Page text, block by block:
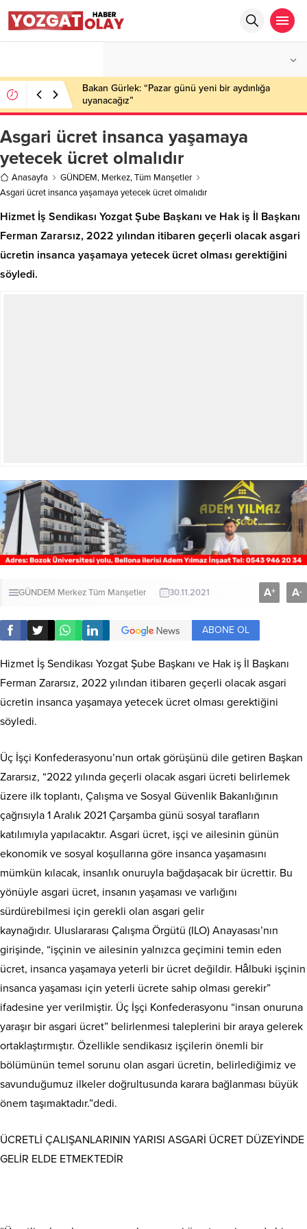
Bakan Gürlek: “Pazar günü yeni bir aydınlığa
uyanacağız”
Asgari ücret insanca yaşamaya
yetecek ücret olmalıdır
Anasayfa GÜNDEM, Merkez,Tüm Manşetler
Asgari ücret insanca yaşamaya yetecek ücret olmalıdır
Hizmet İş Sendikası Yozgat Şube Başkanı ve Hak iş İl Başkanı
Ferman Zararsız, 2022 yılından itibaren geçerli olacak asgari
ücretin insanca yaşamaya yetecek ücret olması gerektiğini
söyledi.
GÜNDEM MerkezTüm Manşetler 30.11.2021 A+ A-
ABONE OL
Hizmet İş Sendikası Yozgat Şube Başkanı ve Hak iş İl Başkanı
Ferman Zararsız, 2022 yılından itibaren geçerli olacak asgari
ücretin insanca yaşamaya yetecek ücret olması gerektiğini
söyledi.
Üç İşçi Konfederasyonu’nun ortak görüşünü dile getiren Başkan
Zararsız, “2022 yılında geçerli olacak asgari ücreti belirlemek
üzere ilk toplantı, Çalışma ve Sosyal Güvenlik Bakanlığının
çağrısıyla 1 Aralık 2021 Çarşamba günü sosyal tarafların
katılımıyla yapılacaktır. Asgari ücret, işçi ve ailesinin günün
ekonomik ve sosyal koşullarına göre insanca yaşamasını
mümkün kılacak, insanlık onuruyla bağdaşacak bir ücrettir. Bu
yönüyle asgari ücret, insanın yaşaması ve varlığını
sürdürebilmesi için gerekli olan asgari gelir
kaynağıdır. Uluslararası Çalışma Örgütü (ILO) Anayasası’nın
girişinde, “işçinin ve ailesinin yalnızca geçimini temin eden
ücret, insanca yaşamaya yeterli bir ücret değildir. Hâlbuki işçinin
insanca yaşaması için yeterli ücrete sahip olması gerekir”
ifadesine yer verilmiştir. Üç İşçi Konfederasyonu “insan onuruna
yaraşır bir asgari ücret” belirlenmesi taleplerini bir araya gelerek
ortaklaştırmıştır. Özellikle sendikasız işçilerin önemli bir
bölümünün temel sorunu olan asgari ücretin, belirlediğimiz ve
savunduğumuz ilkeler doğrultusunda karara bağlanması büyük
önem taşımaktadır.”dedi.
ÜCRETLİ ÇALIŞANLARININ YARISI ASGARİ ÜCRET DÜZEYİNDE
GELİR ELDE ETMEKTEDİR